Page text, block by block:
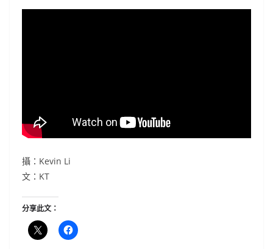
攝：Kevin Li
文：KT
分享此文：